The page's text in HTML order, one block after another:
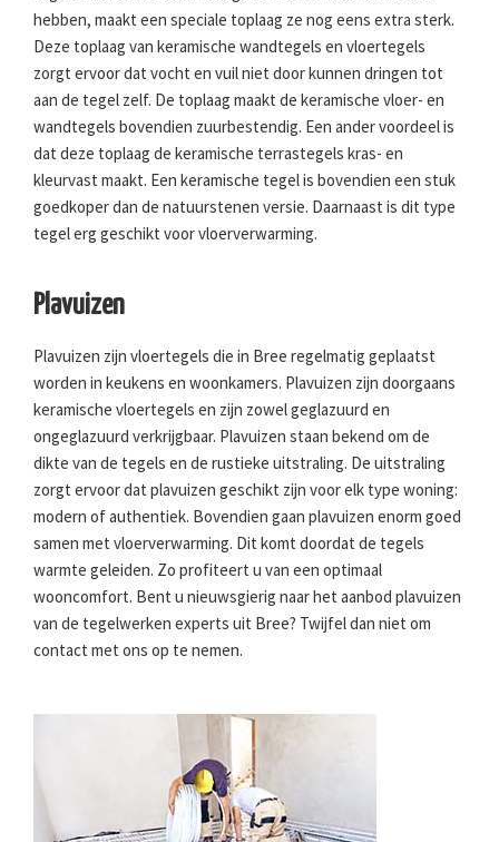
hebben, maakt een speciale toplaag ze nog eens extra sterk.
Deze toplaag van keramische wandtegels en vloertegels
zorgt ervoor dat vocht en vuil niet door kunnen dringen tot
aan de tegel zelf. De toplaag maakt de keramische vloer- en
wandtegels bovendien zuurbestendig. Een ander voordeel is
dat deze toplaag de keramische terrastegels kras- en
kleurvast maakt. Een keramische tegel is bovendien een stuk
goedkoper dan de natuurstenen versie. Daarnaast is dit type
tegel erg geschikt voor vloerverwarming.
Plavuizen
Plavuizen zijn vloertegels die in Bree regelmatig geplaatst
worden in keukens en woonkamers. Plavuizen zijn doorgaans
keramische vloertegels en zijn zowel geglazuurd en
ongeglazuurd verkrijgbaar. Plavuizen staan bekend om de
dikte van de tegels en de rustieke uitstraling. De uitstraling
zorgt ervoor dat plavuizen geschikt zijn voor elk type woning:
modern of authentiek. Bovendien gaan plavuizen enorm goed
samen met vloerverwarming. Dit komt doordat de tegels
warmte geleiden. Zo profiteert u van een optimaal
wooncomfort. Bent u nieuwsgierig naar het aanbod plavuizen
van de tegelwerken experts uit Bree? Twijfel dan niet om
contact met ons op te nemen.